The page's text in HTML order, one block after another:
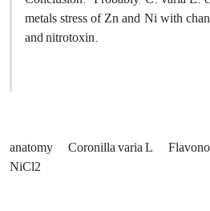
metals stress of Zn and Ni with
and nitrotoxin.
anatomy Coronilla varia L
NiCl2